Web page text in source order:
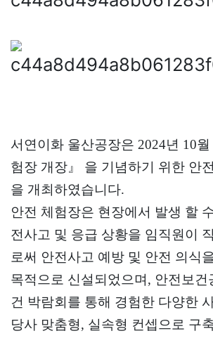
서연이화 울산공장은 2024년 10월
험장 개장』 을 기념하기 위한 안
을 개최하였습니다.
안전 체험장은 현장에서 발생 할
전사고 및 응급 상황을 임직원이
로써 안전사고 예방 및 안전 의식
목적으로 신설되었으며 , 안전보건
건 박람회를 통해 경험한 다양한
당사 맞춤형, 실속형 컨셉으로 구